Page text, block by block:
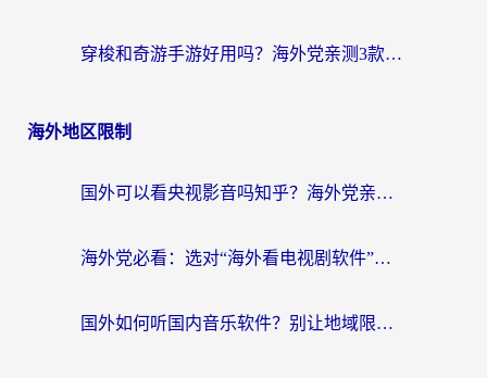
穿梭和奇游手游好用吗？海外党亲测3款回国加速器，附蜜蜂加速器七天试用攻略
海外地区限制
国外可以看央视影音吗知乎？海外党亲测有效的回国加速方案
海外党必看：选对“海外看电视剧软件”，再也不用愁国内剧刷不了
国外如何听国内音乐软件？别让地域限制，断了你的中文歌单